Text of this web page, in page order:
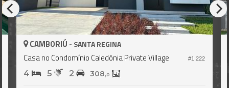
#1.222
REGINA
Caledônia Private Village
308, 0
Casa em Condomínio